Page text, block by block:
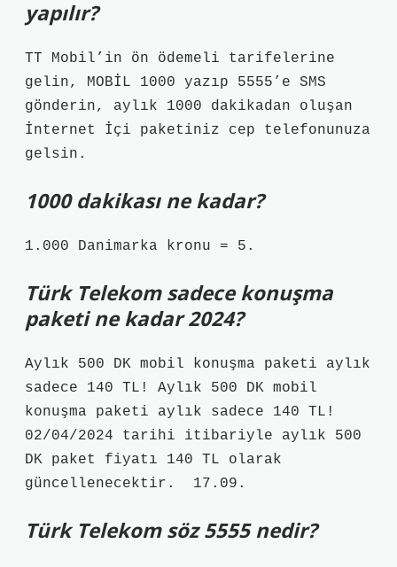
yapılır?
TT Mobil’in ön ödemeli tarifelerine
gelin, MOBİL 1000 yazıp 5555’e SMS
gönderin, aylık 1000 dakikadan oluşan
İnternet İçi paketiniz cep telefonunuza
gelsin.
1000 dakikası ne kadar?
1.000 Danimarka kronu = 5.
Türk Telekom sadece konuşma
paketi ne kadar 2024?
Aylık 500 DK mobil konuşma paketi aylık
sadece 140 TL! Aylık 500 DK mobil
konuşma paketi aylık sadece 140 TL!
02/04/2024 tarihi itibariyle aylık 500
DK paket fiyatı 140 TL olarak
güncellenecektir. ​ 17.09.
Türk Telekom söz 5555 nedir?